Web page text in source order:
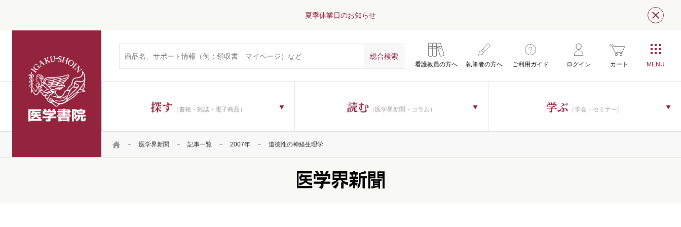
夏季休業日のお知らせ 閉じ
看護教員の方へ 執筆者の方へ ご利用ガイド ログイン カート
探す （書籍・雑誌・電子商品） 読む （医学界新聞・コラム） 学ぶ （学会・セミナー）
HOME 医学界新聞 記事一覧 2007年 道徳性の神経生理学